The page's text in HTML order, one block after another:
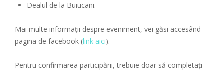
Dealul de la Buiucani.
Mai multe informații despre eveniment, vei găsi accesând
pagina de facebook (link aici).
Pentru confirmarea participării, trebuie doar să completați